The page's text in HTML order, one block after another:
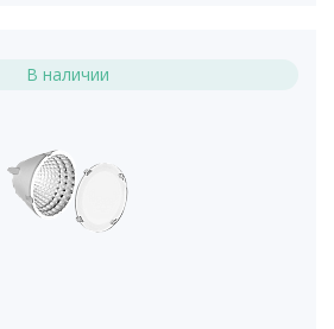
В наличии